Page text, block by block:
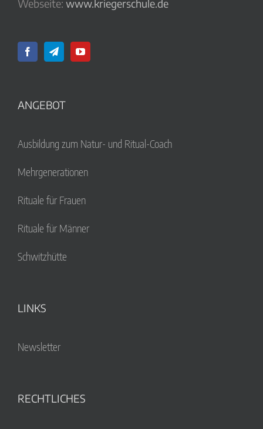
Webseite: www.kriegerschule.de
ANGEBOT
Ausbildung zum Natur- und Ritual-Coach
Mehrgenerationen
Rituale für Frauen
Rituale für Männer
Schwitzhütte
LINKS
Newsletter
RECHTLICHES